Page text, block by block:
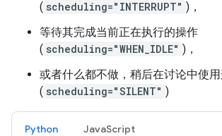
( scheduling="INTERRUPT" )，
等待其完成当前正在执行的操作
( scheduling="WHEN_IDLE" )，
或者什么都不做，稍后在讨论中使
( scheduling="SILENT" )
Python JavaScript